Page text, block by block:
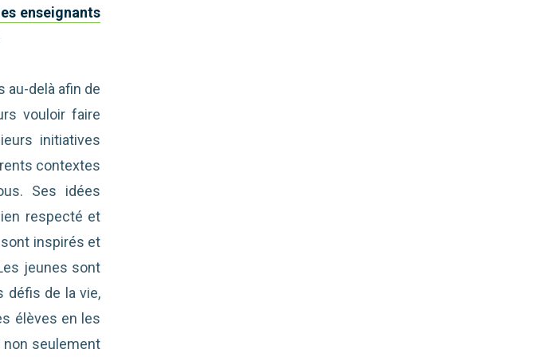
enseignants
au-delà afin de
vouloir faire
initiatives
contextes
Ses idées
respecté et
sont inspirés et
jeunes sont
défis de la vie,
élèves en les
seulement